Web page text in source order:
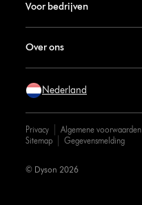
Voor bedrijven
Over ons
Nederland
Privacy Algemene voorwaarden
Sitemap
Gegevensmelding
© Dyson 2026